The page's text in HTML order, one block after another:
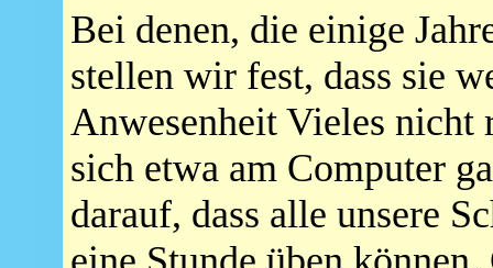
Bei denen, die einige
stellen wir fest, dass sie
Anwesenheit Vieles nicht
sich etwa am Computer
darauf, dass alle unsere